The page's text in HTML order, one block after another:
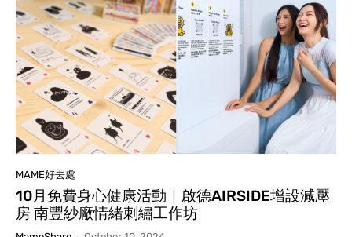
MAME好去處
10月免費身心健康活動｜啟德AIRSIDE增設減壓
房 南豐紗廠情緒刺繡工作坊